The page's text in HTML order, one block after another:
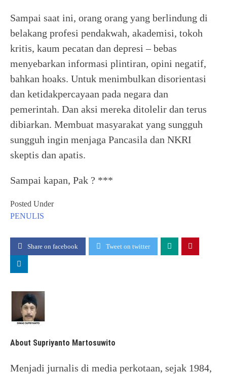
Sampai saat ini, orang orang yang berlindung di
belakang profesi pendakwah, akademisi, tokoh
kritis, kaum pecatan dan depresi – bebas
menyebarkan informasi plintiran, opini negatif,
bahkan hoaks. Untuk menimbulkan disorientasi
dan ketidakpercayaan pada negara dan
pemerintah. Dan aksi mereka ditolelir dan terus
dibiarkan. Membuat masyarakat yang sungguh
sungguh ingin menjaga Pancasila dan NKRI
skeptis dan apatis.
Sampai kapan, Pak ? ***
Posted Under
PENULIS
Share on facebook Tweet on twitter
About Supriyanto Martosuwito
Menjadi jurnalis di media perkotaan, sejak 1984,